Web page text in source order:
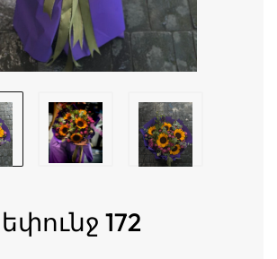
172